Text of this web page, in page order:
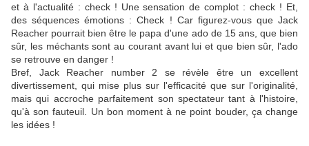
et à l'actualité : check ! Une sensation de complot : check ! Et,
des séquences émotions : Check ! Car figurez-vous que Jack
Reacher pourrait bien être le papa d'une ado de 15 ans, que bien
sûr, les méchants sont au courant avant lui et que bien sûr, l'ado
se retrouve en danger !
Bref, Jack Reacher number 2 se révèle être un excellent
divertissement, qui mise plus sur l'efficacité que sur l'originalité,
mais qui accroche parfaitement son spectateur tant à l'histoire,
qu'à son fauteuil. Un bon moment à ne point bouder, ça change
les idées !